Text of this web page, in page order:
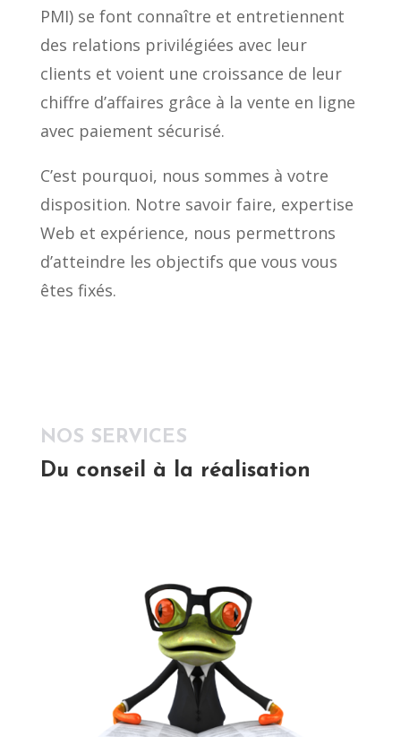
PMI) se font connaître et entretiennent
des relations privilégiées avec leur
clients et voient une croissance de leur
chiffre d’affaires grâce à la vente en ligne
avec paiement sécurisé.
C’est pourquoi, nous sommes à votre
disposition. Notre savoir faire, expertise
Web et expérience, nous permettrons
d’atteindre les objectifs que vous vous
êtes fixés.
NOS SERVICES
Du conseil à la réalisation